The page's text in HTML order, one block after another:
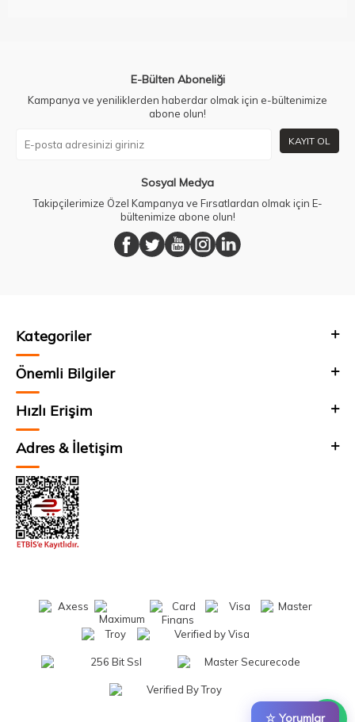
☆ Yorumlar
E-Bülten Aboneliği
Kampanya ve yeniliklerden haberdar olmak için e-bültenimize
abone olun!
KAYIT OL
Sosyal Medya
Takipçilerimize Özel Kampanya ve Fırsatlardan olmak için E-
bültenimize abone olun!
Kategoriler
Önemli Bilgiler
Hızlı Erişim
Adres & İletişim